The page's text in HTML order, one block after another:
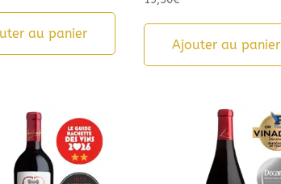
au panier
Ajouter au panier